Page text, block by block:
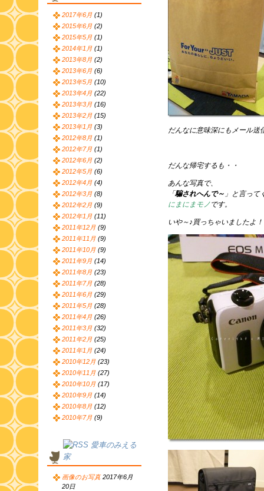
だんなに意味深にもメール送
だんな帰宅するも・・
あんな写真で、
「騙されへんで～ 」と言って
にまにまモノです。
いや～♪買っちゃいましたよ
2017年6月 (1)
2015年6月 (2)
2015年5月 (1)
2014年1月 (1)
2013年8月 (2)
2013年6月 (6)
2013年5月 (10)
2013年4月 (22)
2013年3月 (16)
2013年2月 (15)
2013年1月 (3)
2012年8月 (1)
2012年7月 (1)
2012年6月 (2)
2012年5月 (6)
2012年4月 (4)
2012年3月 (8)
2012年2月 (9)
2012年1月 (11)
2011年12月 (9)
2011年11月 (9)
2011年10月 (9)
2011年9月 (14)
2011年8月 (23)
2011年7月 (28)
2011年6月 (29)
2011年5月 (28)
2011年4月 (26)
2011年3月 (32)
2011年2月 (25)
2011年1月 (24)
2010年12月 (23)
2010年11月 (27)
2010年10月 (17)
2010年9月 (14)
2010年8月 (12)
2010年7月 (9)
愛車のみえる
家
画像のお写真 2017年6月
20日